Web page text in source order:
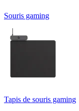
Souris gaming
Tapis de souris gaming